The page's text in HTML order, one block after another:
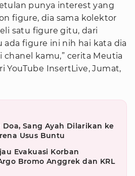
punya interest yang
figure, dia sama kolektor
satu figure gitu, dari
ada figure ini nih hai kata dia
kamu,” cerita Meutia
YouTube InsertLive, Jumat,
Sang Ayah Dilarikan ke
Usus Buntu
Evakuasi Korban
Bromo Anggrek dan KRL